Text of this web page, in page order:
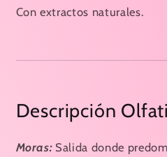
Con extractos naturales.
Descripción
Moras: Salida donde